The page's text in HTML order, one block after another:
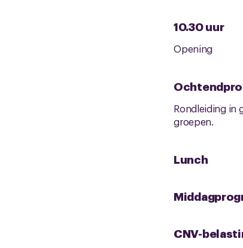
10.30 uur
Opening
Rondleiding in
groepen.
Lunch
CNV-